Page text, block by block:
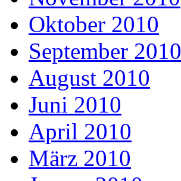
Oktober 2010
September 2010
August 2010
Juni 2010
April 2010
März 2010